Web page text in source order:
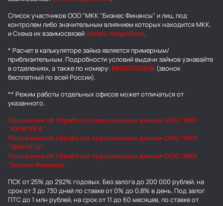
Список участников ООО "МКК "Бизнес Финансы" и лиц, под
контролем либо значительным влиянием которых находится МКК,
и Схема их взаимосвязейузнать подробнее.
* Расчет в калькуляторе займа является примерным/
приблизительным. Подробности условий выдачи займов узнавайте
в отделениях, а также по номеру: 88007000808 (звонок
бесплатный по всей России).
** Режим работы отдельных офисов может отличаться от
указанного.
Положения об обработке персональных данных ООО "МКК
"ЮПИТЕР 6"
Положения об обработке персональных данных ООО "МКК
"ЗЕМЛЯ 12"
Положения об обработке персональных данных ООО "МКК
"Бизнес Финансы"
ПСК от 25% до 292% годовых. Без залога до 200 000 рублей, на
срок от 3 до 730 дней по ставке от 0% до 0,8% в день. Под залог
ПТС до 1 млн рублей, на срок от 11 до 60 месяцев, по ставке от